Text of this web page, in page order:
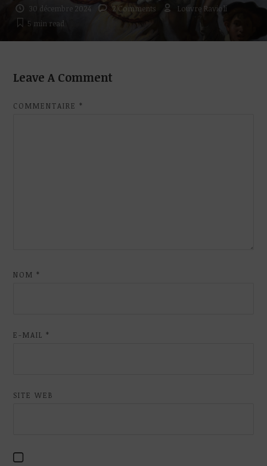
30 décembre 2024 2 Comments
Louvre Ravioli
5 min read
Leave A Comment
COMMENTAIRE*
NOM*
E-MAIL*
SITE WEB